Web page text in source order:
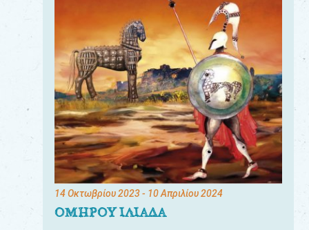
14 Οκτωβρίου 2023- 10 Απριλίου 2024
ΟΜΗΡΟΥ ΙΛΙΑΔΑ